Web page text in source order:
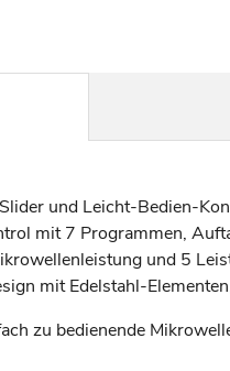
und Leicht-Bedien-
mit 7 Programmen,
und 5
mit Edelstahl-
zu bedienende